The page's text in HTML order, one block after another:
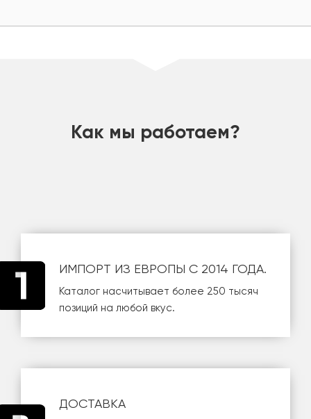
Как мы работаем?
ИМПОРТ ИЗ ЕВРОПЫ С 2014 ГОДА.
Каталог насчитывает более 250 тысяч
позиций на любой вкус.
ДОСТАВКА